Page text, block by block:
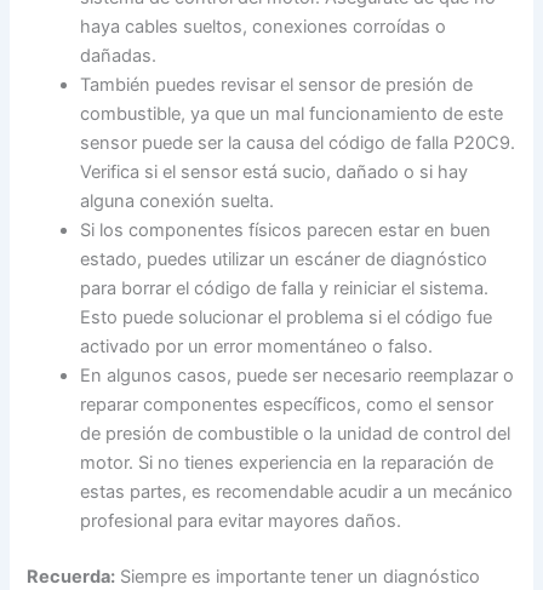
haya cables sueltos, conexiones corroídas o
dañadas.
También puedes revisar el sensor de presión de
combustible, ya que un mal funcionamiento de este
sensor puede ser la causa del código de falla P20C9.
Verifica si el sensor está sucio, dañado o si hay
alguna conexión suelta.
Si los componentes físicos parecen estar en buen
estado, puedes utilizar un escáner de diagnóstico
para borrar el código de falla y reiniciar el sistema.
Esto puede solucionar el problema si el código fue
activado por un error momentáneo o falso.
En algunos casos, puede ser necesario reemplazar o
reparar componentes específicos, como el sensor
de presión de combustible o la unidad de control del
motor. Si no tienes experiencia en la reparación de
estas partes, es recomendable acudir a un mecánico
profesional para evitar mayores daños.
Recuerda: Siempre es importante tener un diagnóstico